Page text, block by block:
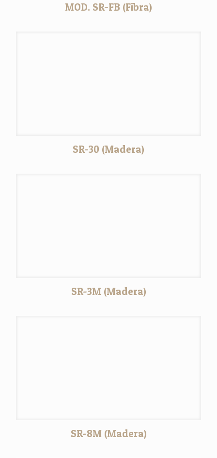
MOD. SR-FB (Fibra)
SR-30 (Madera)
SR-3M (Madera)
SR-8M (Madera)